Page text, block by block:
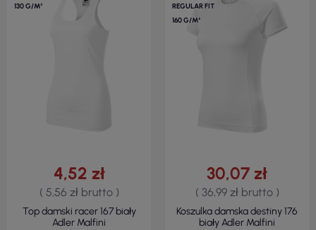
130 G/M²
4,52 zł
( 5,56 zł brutto )
Top damski racer 167 biały
Adler Malfini
REGULAR FIT
160 G/M²
30,07 zł
( 36,99 zł brutto )
Koszulka damska destiny 176
biały Adler Malfini